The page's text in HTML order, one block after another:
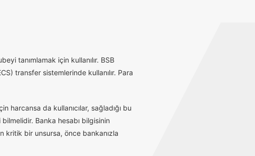
tanımlamak için kullanılır. BSB
transfer sistemlerinde kullanılır. Para
harcansa da kullanıcılar, sağladığı bu
Banka hesabı bilgisinin
kritik bir unsursa, önce bankanızla